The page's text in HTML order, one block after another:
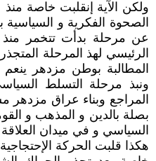
الصحوة الفکریة و
عن مرحلة بدأت تتخمر
الرئیسي لهذ‌ المرحلة
المطالبة بوطن مزدهر ینعم
ونبذ مرحلة التسلط
المراجع وبناء عراق
بصلة بالدین و المذهب و
السیاسي و في میدان
هکذا قلبت الحرکة